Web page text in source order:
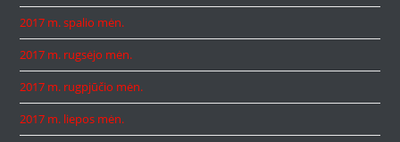
2017 m. spalio mėn.
2017 m. rugsėjo mėn.
2017 m. rugpjūčio mėn.
2017 m. liepos mėn.